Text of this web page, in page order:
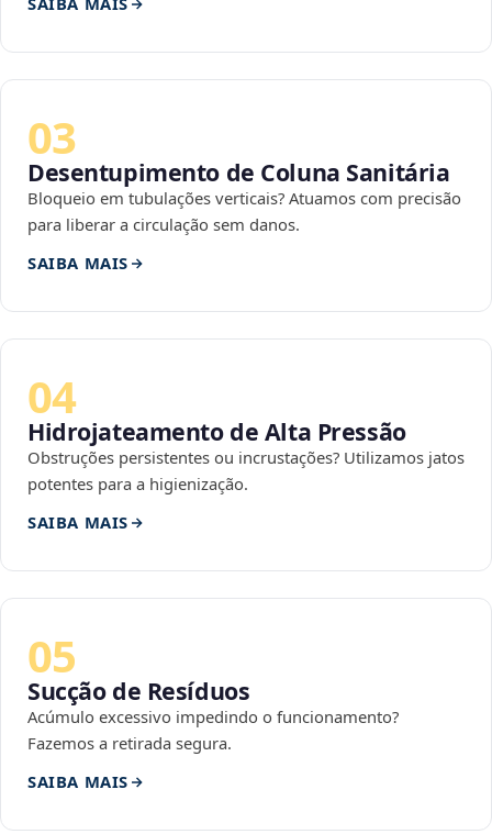
03
Desentupimento de Coluna Sanitária
Bloqueio em tubulações verticais? Atuamos com precisão
para liberar a circulação sem danos.
SAIBA MAIS
04
Hidrojateamento de Alta Pressão
Obstruções persistentes ou incrustações? Utilizamos jatos
potentes para a higienização.
SAIBA MAIS
05
Sucção de Resíduos
Acúmulo excessivo impedindo o funcionamento?
Fazemos a retirada segura.
SAIBA MAIS